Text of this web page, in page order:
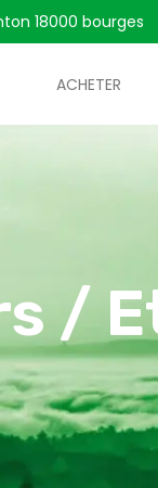
18000 bourges
ACHETER
/